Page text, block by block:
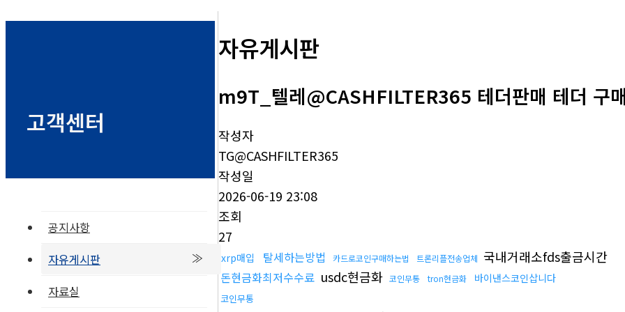
고객센터
공지사항
자유게시판
자료실
자유게시판
m9T_텔레@CASHFILTER365 테더판매 테더 구
작성자
TG@CASHFILTER365
작성일
2026-06-19 23:08
조회
27
xrp매입 탈세하는방법 카드로코인구매하는법 트론리플전송업체 국내거래소fds출금시간
돈현금화최저수수료 usdc현금화 코인무통 tron현금화 바이낸스코인삽니다
코인무통